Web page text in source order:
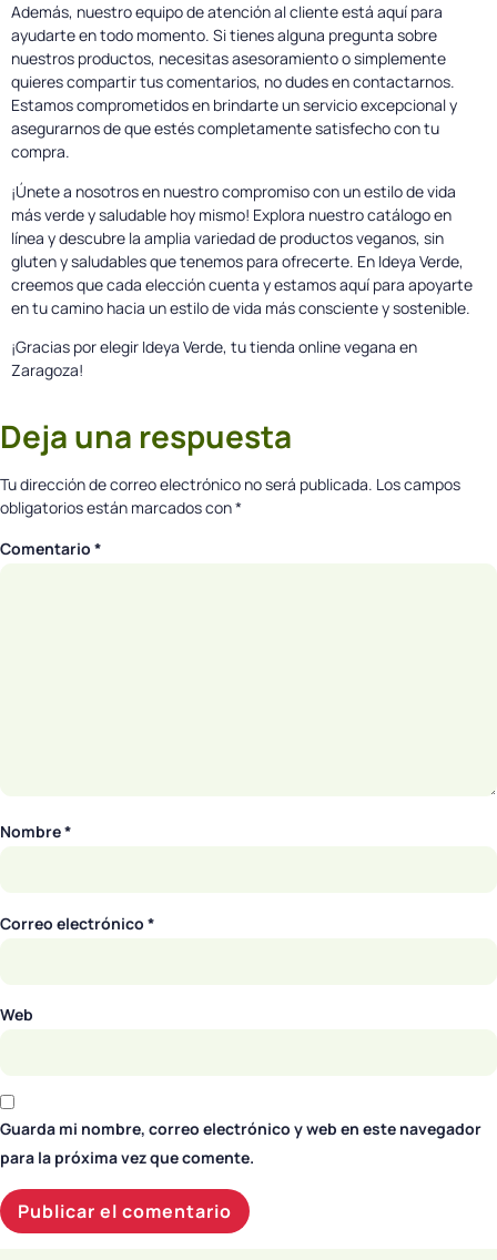
Además, nuestro equipo de atención al cliente está aquí para
ayudarte en todo momento. Si tienes alguna pregunta sobre
nuestros productos, necesitas asesoramiento o simplemente
quieres compartir tus comentarios, no dudes en contactarnos.
Estamos comprometidos en brindarte un servicio excepcional y
asegurarnos de que estés completamente satisfecho con tu
compra.
¡Únete a nosotros en nuestro compromiso con un estilo de vida
más verde y saludable hoy mismo! Explora nuestro catálogo en
línea y descubre la amplia variedad de productos veganos, sin
gluten y saludables que tenemos para ofrecerte. En Ideya Verde,
creemos que cada elección cuenta y estamos aquí para apoyarte
en tu camino hacia un estilo de vida más consciente y sostenible.
¡Gracias por elegir Ideya Verde, tu tienda online vegana en
Zaragoza!
Deja una respuesta
Tu dirección de correo electrónico no será publicada. Los campos
obligatorios están marcados con*
Comentario *
Nombre*
Correo electrónico *
Web
Guarda mi nombre, correo electrónico y web en este navegador
para la próxima vez que comente.